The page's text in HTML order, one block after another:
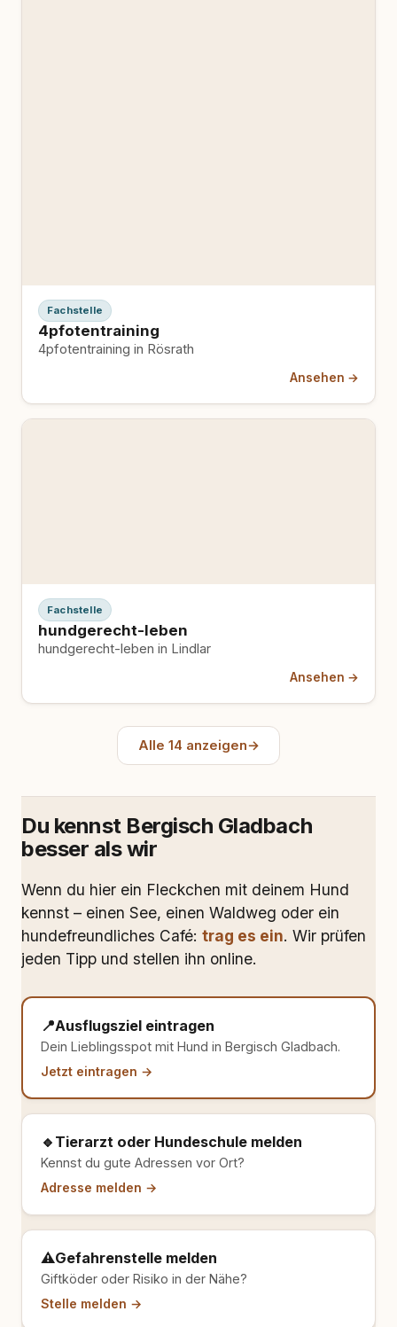
Fachstelle
4pfotentraining
4pfotentraining in Rösrath
Ansehen →
Fachstelle
hundgerecht-leben
hundgerecht-leben in Lindlar
Ansehen →
Alle 14 anzeigen→
Du kennst Bergisch Gladbach
besser als wir
Wenn du hier ein Fleckchen mit deinem Hund
kennst – einen See, einen Waldweg oder ein
hundefreundliches Café: trag es ein. Wir prüfen
jeden Tipp und stellen ihn online.
📍Ausflugsziel eintragen
Dein Lieblingsspot mit Hund in Bergisch Gladbach.
Jetzt eintragen →
🔹 Tierarzt oder Hundeschule melden
Kennst du gute Adressen vor Ort?
Adresse melden →
⚠️Gefahrenstelle melden
Giftköder oder Risiko in der Nähe?
Stelle melden →